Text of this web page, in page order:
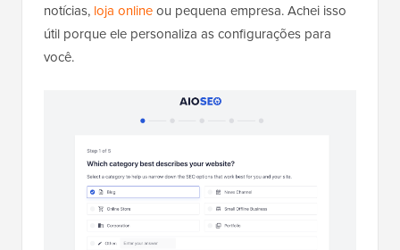
notícias, loja onlineou pequena empresa. Achei isso
útil porque ele personaliza as configurações para
você.